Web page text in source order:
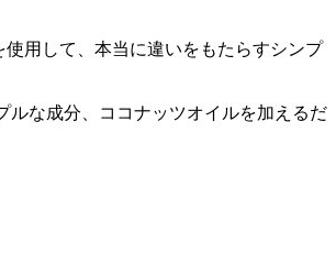
使用して、本当に違いをもたらすシンプ
ルな成分、ココナッツオイルを加えるだ